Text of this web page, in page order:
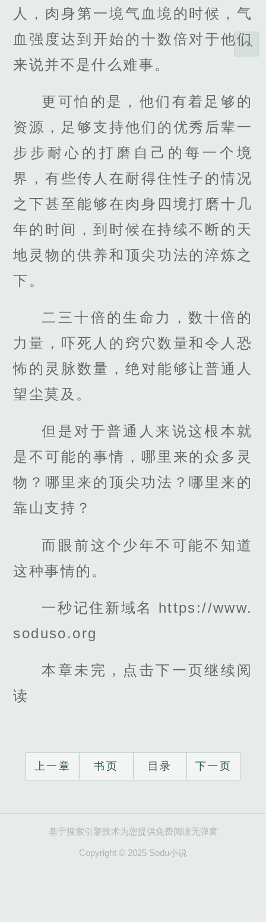
人，肉身第一境气血境的时候，气
血强度达到开始的十数倍对于他们
来说并不是什么难事。
更可怕的是，他们有着足够的
资源，足够支持他们的优秀后辈一
步步耐心的打磨自己的每一个境
界，有些传人在耐得住性子的情况
之下甚至能够在肉身四境打磨十几
年的时间，到时候在持续不断的天
地灵物的供养和顶尖功法的淬炼之
下。
二三十倍的生命力，数十倍的
力量，吓死人的窍穴数量和令人恐
怖的灵脉数量，绝对能够让普通人
望尘莫及。
但是对于普通人来说这根本就
是不可能的事情，哪里来的众多灵
物？哪里来的顶尖功法？哪里来的
靠山支持？
而眼前这个少年不可能不知道
这种事情的。
一秒记住新域名 https://www.
soduso.org
本章未完，点击下一页继续阅
读
上一章 书页 目录 下一页
基于搜索引擎技术为您提供免费阅读无弹窗
Copyright © 2025 Sodu小说